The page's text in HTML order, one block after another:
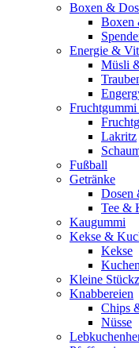
Boxen &
Boxen
Energie &
Müsli
Lakritz
Fußball
Getränke
Dosen
Tee &
Kaugummi
Kekse &
Kekse
Kleine
Knabbereien
Chips
Nüsse